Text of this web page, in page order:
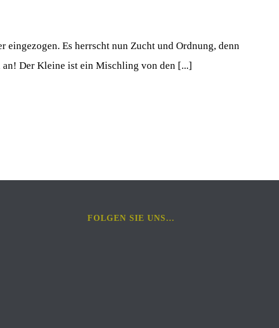
eingezogen. Es herrscht nun Zucht und Ordnung, denn
Der Kleine ist ein Mischling von den [...]
FOLGEN SIE UNS…